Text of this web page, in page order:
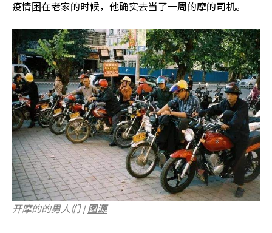
疫情困在老家的时候，他确实去当了一周的摩的司机。
开摩的的男人们 | 图源